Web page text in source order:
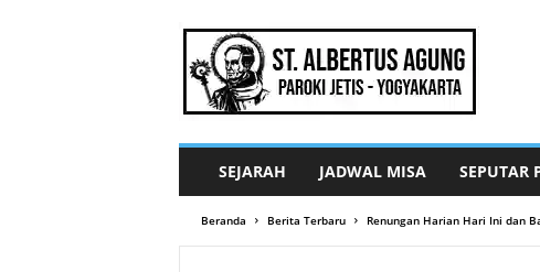
l
SEJARAH JADWAL MISA SEPUTAR
Beranda Berita Terbaru Renungan Harian Hari Ini dan